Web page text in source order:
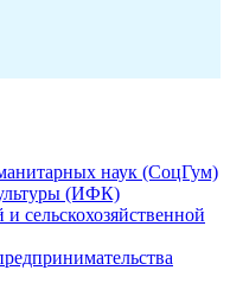
наук (СоцГум)
(ИФК)
сельскохозяйственной